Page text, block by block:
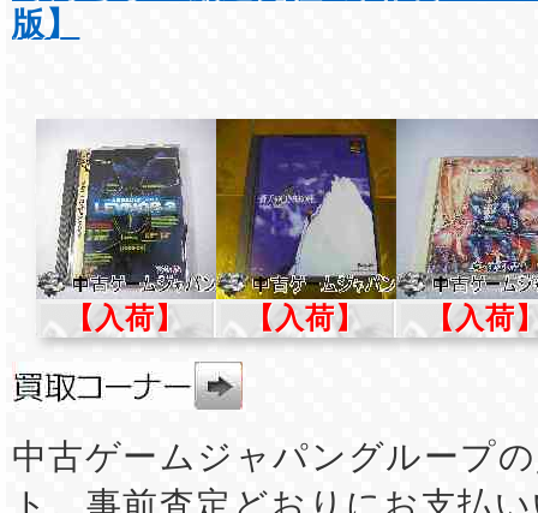
版】
【入荷】 【入荷】 【入荷
中古ゲームジャパングループ
ト。事前査定どおりにお支払